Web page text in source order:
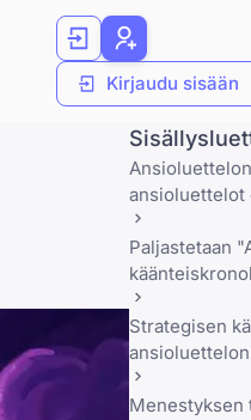
Kirjaudu sisään
ansioluettelot
Paljastetaan
Strategisen
Menestyksen